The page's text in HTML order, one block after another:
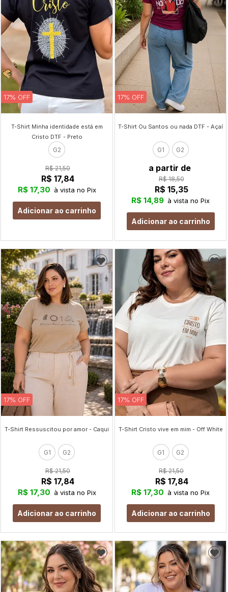
17% OFF
T-Shirt Minha identidade está em
Cristo DTF - Preto
G2
R$ 21,50
R$ 17,84
R$ 17,30 à vista no Pix
Adicionar ao carrinho
17% OFF
T-Shirt Ou Santos ou nada DTF - Açaí
G1 G2
a partir de
R$ 18,50
R$ 15,35
R$ 14,89 à vista no Pix
Adicionar ao carrinho
17% OFF
T-Shirt Ressuscitou por amor - Caqui
G1 G2
R$ 21,50
R$ 17,84
R$ 17,30 à vista no Pix
Adicionar ao carrinho
17% OFF
T-Shirt Cristo vive em mim - Off White
G1 G2
R$ 21,50
R$ 17,84
R$ 17,30 à vista no Pix
Adicionar ao carrinho